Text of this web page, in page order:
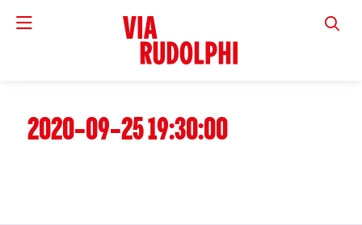
VIA
2020-09-25 19:30:00